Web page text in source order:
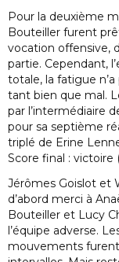
Pour la deuxième
Bouteiller furent
vocation offensive,
partie. Cependant,
totale, la fatigue
tant bien que mal.
par l’intermédiaire
pour sa septième
triplé de Erine
Score final : victoire
Jérômes Goislot et
d’abord merci à
Bouteiller et Lucy
l’équipe adverse.
mouvements furent